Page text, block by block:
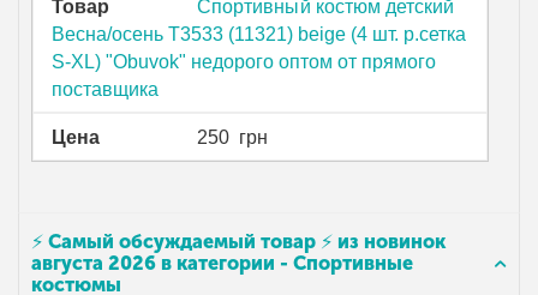
Товар
Спортивный костюм детский
Весна/осень T3533 (11321) beige (4 шт. р.сетка
S-XL) "Obuvok" недорого оптом от прямого
поставщика
Цена 250 грн
⚡ Самый обсуждаемый товар ⚡ из новинок
августа 2026 в категории - Спортивные
костюмы